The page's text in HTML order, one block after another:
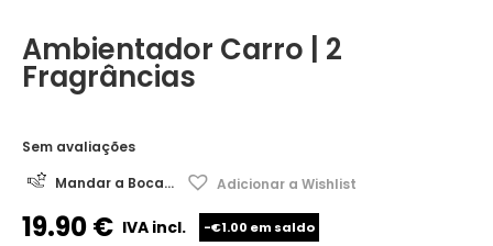
Ambientador Carro | 2
Fragrâncias
Sem avaliações
Mandar a Boca...
Adicionar a Wishlist
19.90€ IVA incl. -€1.00 em saldo